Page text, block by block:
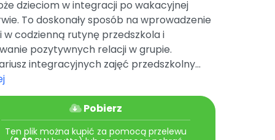
Archiwalne numery
Pomoc
dzieciom w integracji po wakacyjnej
To doskonały sposób na wprowadzenie
w codzienną rutynę przedszkola i
pozytywnych relacji w grupie.
integracyjnych zajęć przedszkolny...
Pobierz
Ten plik można kupić za pomocą przelewu